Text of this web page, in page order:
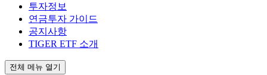
투자정보
연금투자 가이드
공지사항
TIGER ETF 소개
전체 메뉴 열기